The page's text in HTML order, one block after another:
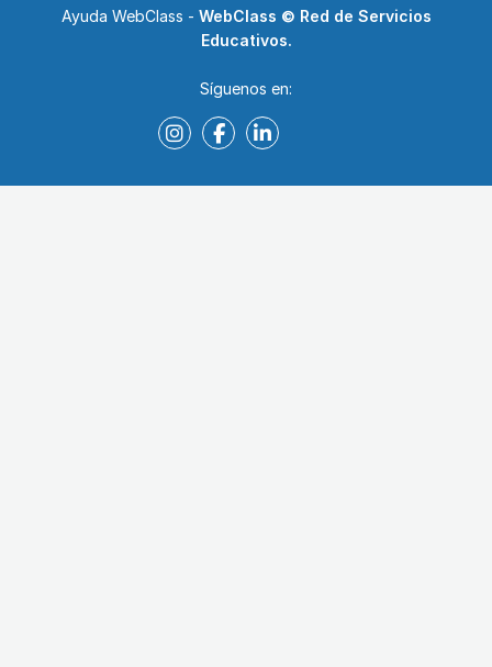
Ayuda WebClass - WebClass © Red de Servicios
Educativos.
Síguenos en: